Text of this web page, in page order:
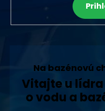
Na bazénovú
Vitajte u
o vodu a